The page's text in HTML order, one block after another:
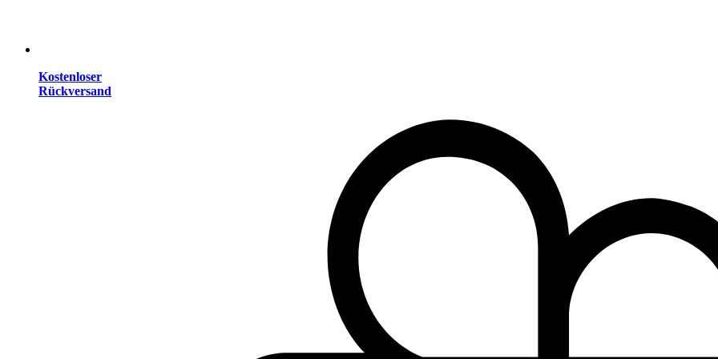
Kostenloser
Rückversand